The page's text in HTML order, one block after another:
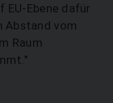
EU-Ebene dafür
Abstand vom
Raum